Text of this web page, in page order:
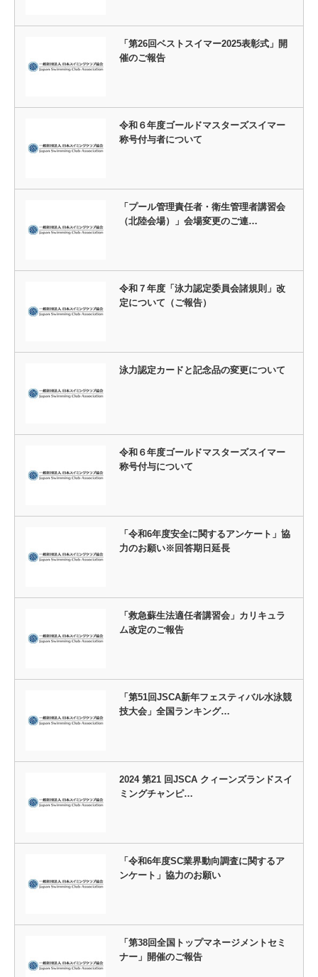
「第26回ベストスイマー2025表彰式」開
催のご報告
令和６年度ゴールドマスターズスイマー
称号付与者について
「プール管理責任者・衛生管理者講習会
（北陸会場）」会場変更のご連…
令和７年度「泳力認定委員会諸規則」改
定について（ご報告）
泳力認定カードと記念品の変更について
令和６年度ゴールドマスターズスイマー
称号付与について
「令和6年度安全に関するアンケート」協
力のお願い※回答期日延長
「救急蘇生法適任者講習会」カリキュラ
ム改定のご報告
「第51回JSCA新年フェスティバル水泳競
技大会」全国ランキング…
2024 第21 回JSCA クィーンズランドスイ
ミングチャンピ…
「令和6年度SC業界動向調査に関するア
ンケート」協力のお願い
「第38回全国トップマネージメントセミ
ナー」開催のご報告